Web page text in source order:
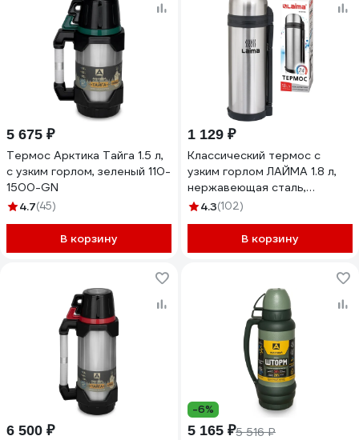
5 675 ₽
Термос Арктика Тайга 1.5 л,
с узким горлом, зеленый 110-
1500-GN
4.7(45)
В корзину
1 129 ₽
Классический термос с
узким горлом ЛАЙМА 1.8 л,
нержавеющая сталь,
пластиковая ручка 601405
4.3(102)
В корзину
6 500 ₽
-6%
5 165 ₽5 516 ₽